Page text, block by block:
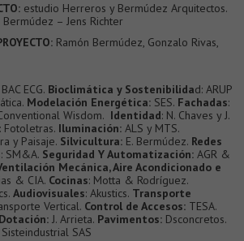
estudio Herreros y Bermúdez Arquitectos.
– Jens Richter
Ramón Bermúdez, Gonzalo Rivas,
ECG. Bioclimática y Sostenibilidad: ARUP
Modelación Energética: SES. Fachadas:
Wisdom. Identidad: N. Chaves y J.
: Fotoletras. Iluminación: ALS y MTS.
y Paisaje. Silvicultura: E. Bermúdez. Redes
: SM&A. Seguridad Y Automatización: AGR &
Mecánica, Aire Acondicionado e
& CIA. Cocinas: Motta & Rodríguez.
Audiovisuales: Akustics. Transporte
Vertical. Control de Accesos: TESA.
Dotación: J. Arrieta. Pavimentos: Dsconcretos.
Sisteindustrial SAS